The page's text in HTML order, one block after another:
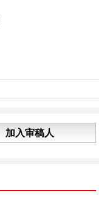
加入审稿人